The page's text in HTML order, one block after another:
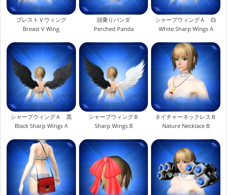
ブレストＶウィング
Breast V Wing
頭乗りパンダ
Perched Panda
シャープウィングＡ 白
White Sharp Wings A
シャープウィングＡ 黒
Black Sharp Wings A
シャープウィングＢ
Sharp Wings B
ネイチャーネックレスＢ
Nature Necklace B